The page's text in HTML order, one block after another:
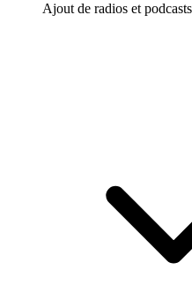
Ajout de radios et